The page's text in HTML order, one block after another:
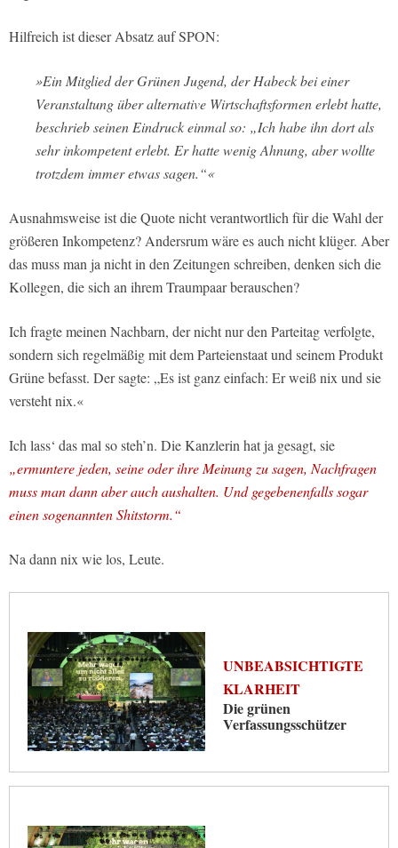
Hilfreich ist dieser Absatz auf SPON:
»Ein Mitglied der Grünen Jugend, der Habeck bei einer
Veranstaltung über alternative Wirtschaftsformen erlebt hatte,
beschrieb seinen Eindruck einmal so: „Ich habe ihn dort als
sehr inkompetent erlebt. Er hatte wenig Ahnung, aber wollte
trotzdem immer etwas sagen.“«
Ausnahmsweise ist die Quote nicht verantwortlich für die Wahl der
größeren Inkompetenz? Andersrum wäre es auch nicht klüger. Aber
das muss man ja nicht in den Zeitungen schreiben, denken sich die
Kollegen, die sich an ihrem Traumpaar berauschen?
Ich fragte meinen Nachbarn, der nicht nur den Parteitag verfolgte,
sondern sich regelmäßig mit dem Parteienstaat und seinem Produkt
Grüne befasst. Der sagte: „Es ist ganz einfach: Er weiß nix und sie
versteht nix.«
Ich lass‘ das mal so steh’n. Die Kanzlerin hat ja gesagt, sie
„ermuntere jeden, seine oder ihre Meinung zu sagen, Nachfragen
muss man dann aber auch aushalten. Und gegebenenfalls sogar
einen sogenannten Shitstorm.“
Na dann nix wie los, Leute.
UNBEABSICHTIGTE
KLARHEIT
Die grünen
Verfassungsschützer